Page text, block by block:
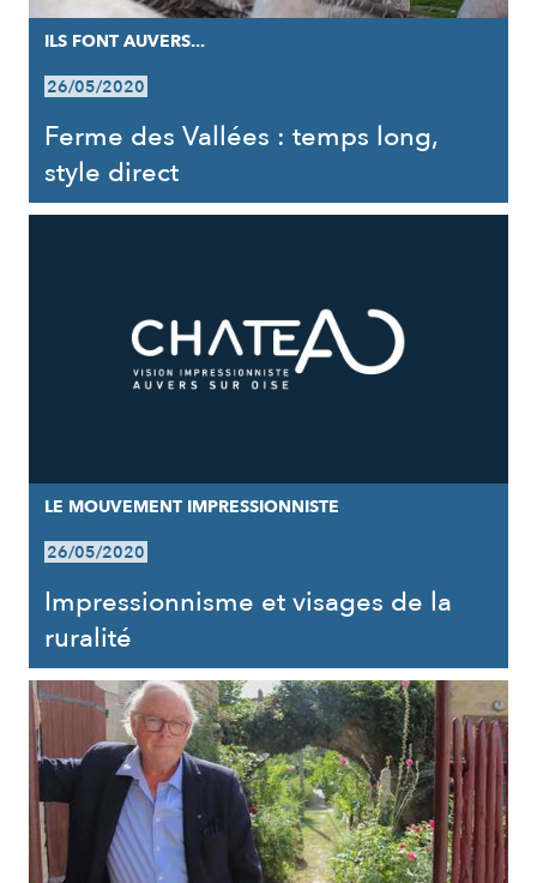
ILS FONT AUVERS...
26/05/2020
Ferme des Vallées : temps long,
style direct
LE MOUVEMENT IMPRESSIONNISTE
26/05/2020
Impressionnisme et visages de la
ruralité